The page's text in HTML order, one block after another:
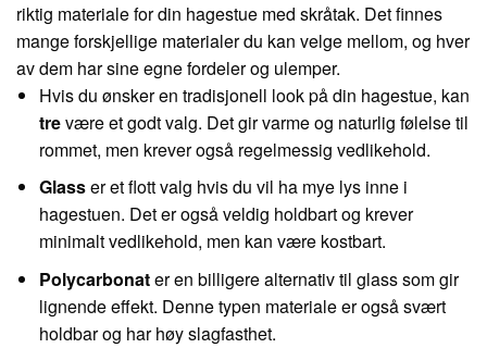
riktig materiale for din hagestue med skråtak. Det finnes
mange forskjellige materialer du kan velge mellom, og hver
av dem har sine egne fordeler og ulemper.
Hvis du ønsker en tradisjonell look på din hagestue, kan
trevære et godt valg. Det gir varme og naturlig følelse til
rommet, men krever også regelmessig vedlikehold.
Glasser et flott valg hvis du vil ha mye lys inne i
hagestuen. Det er også veldig holdbart og krever
minimalt vedlikehold, men kan være kostbart.
Polycarbonater en billigere alternativ til glass som gir
lignende effekt. Denne typen materiale er også svært
holdbar og har høy slagfasthet.